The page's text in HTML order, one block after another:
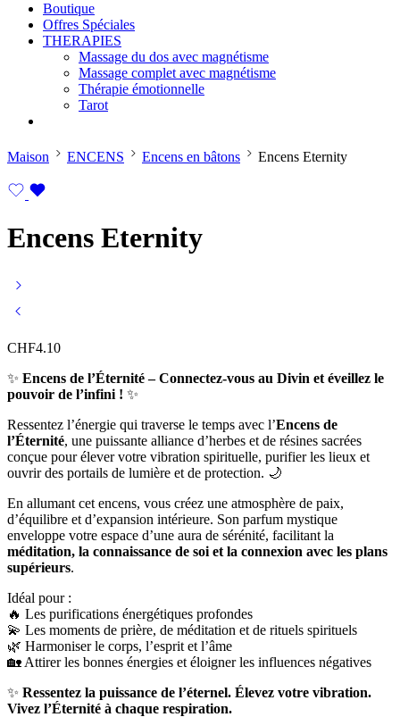
Boutique
Offres Spéciales
THERAPIES
Massage du dos avec magnétisme
Massage complet avec magnétisme
Thérapie émotionnelle
Tarot
Maison ENCENS Encens en bâtons Encens Eternity
Encens Eternity
CHF4.10
✨ Encens de l’Éternité – Connectez-vous au Divin et éveillez le
pouvoir de l’infini ! ✨
Ressentez l’énergie qui traverse le temps avec l’Encens de
l’Éternité, une puissante alliance d’herbes et de résines sacrées
conçue pour élever votre vibration spirituelle, purifier les lieux et
ouvrir des portails de lumière et de protection. 🌙
En allumant cet encens, vous créez une atmosphère de paix,
d’équilibre et d’expansion intérieure. Son parfum mystique
enveloppe votre espace d’une aura de sérénité, facilitant la
méditation, la connaissance de soi et la connexion avec les plans
supérieurs.
Idéal pour :
🔥 Les purifications énergétiques profondes
💫 Les moments de prière, de méditation et de rituels spirituels
🌿 Harmoniser le corps, l’esprit et l’âme
🏡 Attirer les bonnes énergies et éloigner les influences négatives
✨ Ressentez la puissance de l’éternel. Élevez votre vibration.
Vivez l’Éternité à chaque respiration.